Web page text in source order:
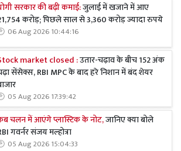
सरकार की बढ़ी कमाई:जुलाई में खजाने में आए
करोड़; पिछले साल से 3,360 करोड़ ज्यादा रुपये
06 Aug 2026 10:44:16
market closed :उतार-चढ़ाव के बीच 152 अंक
सेंसेक्स, RBI MPC के बाद हरे निशान में बंद शेयर
05 Aug 2026 17:39:42
चलन में आएंगे प्लास्टिक के नोट,जानिए क्या बोले
गवर्नर संजय मल्होत्रा
05 Aug 2026 15:04:33